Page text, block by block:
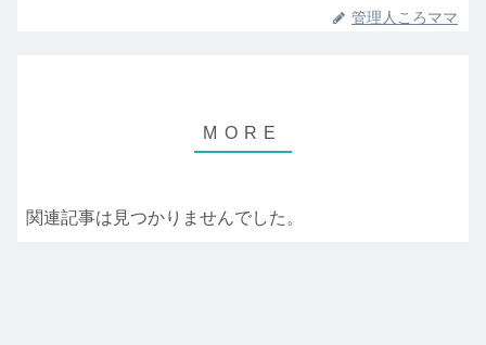
管理人ころママ
関連記事は見つかりませんでした。